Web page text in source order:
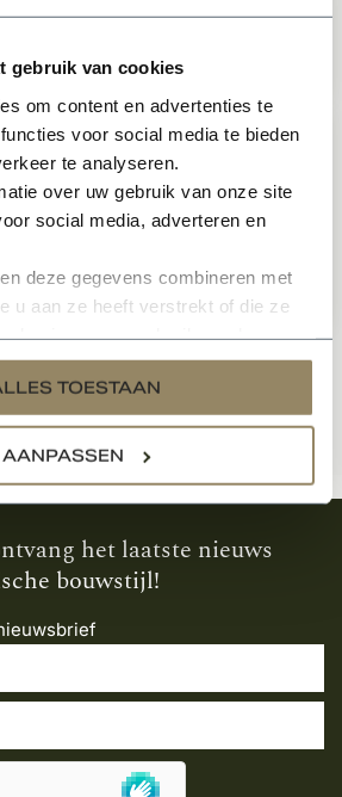
gebruik van cookies
om content en advertenties te
voor social media te bieden
te analyseren.
over uw gebruik van onze site
social media, adverteren en
deze gegevens combineren met
u aan ze heeft verstrekt of die ze
TOESTAAN
AANPASSEN
voorraad
RQ12 Moduul 50
het laatste nieuws
bouwstijl!